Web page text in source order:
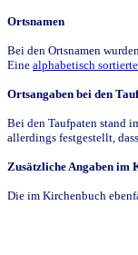
Ortsnamen
Bei den Ortsnamen
Eine alphabetisch
Ortsangaben bei den
Bei den Taufpaten stand
allerdings festgestellt,
Zusätzliche Angaben im
Die im Kirchenbuch